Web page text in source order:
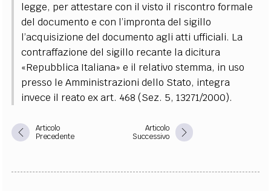
legge, per attestare con il visto il riscontro formale
del documento e con l’impronta del sigillo
l’acquisizione del documento agli atti ufficiali. La
contraffazione del sigillo recante la dicitura
«Repubblica Italiana» e il relativo stemma, in uso
presso le Amministrazioni dello Stato, integra
invece il reato ex art. 468 (Sez. 5, 13271/2000).
Articolo
Precedente
Articolo
Successivo